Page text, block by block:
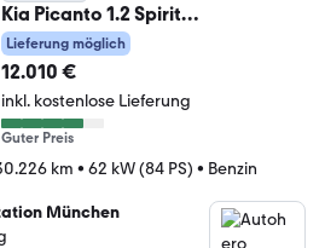
Kia Picanto 1.2 Spirit
Aut.*ALU*KLIMAAUT*BLUETOOTH
*
Lieferung möglich
12.010 €
inkl. kostenlose Lieferung
Guter Preis
km • 62 kW (84 PS) • Benzin
München